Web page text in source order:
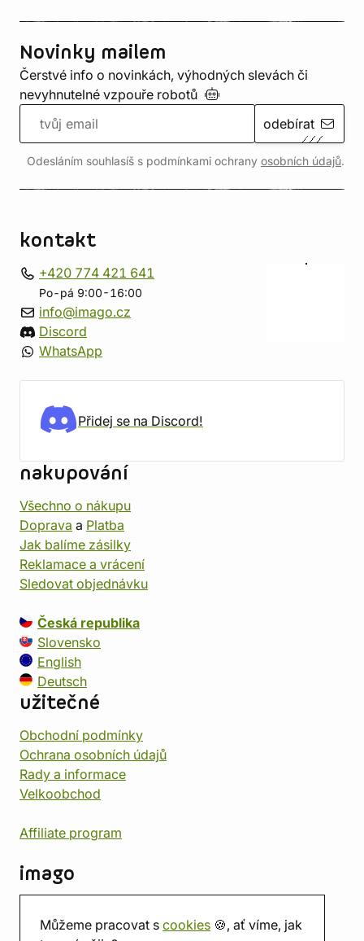
Můžeme pracovat s cookies 🍪, ať víme, jak
Novinky mailem
Čerstvé info o novinkách, výhodných slevách či
nevyhnutelné vzpouře robotů
odebírat
Odesláním souhlasíš s podmínkami ochrany osobních údajů.
kontakt
+420 774 421 641
Po-pá 9:00-16:00
info@imago.cz
Discord
WhatsApp
Přidej se na Discord!
nakupování
Všechno o nákupu
Doprava a Platba
Jak balíme zásilky
Reklamace a vrácení
Sledovat objednávku
Česká republika
Slovensko
English
Deutsch
užitečné
Obchodní podmínky
Ochrana osobních údajů
Rady a informace
Velkoobchod
Affiliate program
imago
Prodejna